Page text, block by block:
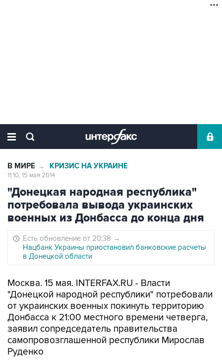
В МИРЕ → КРИЗИС НА УКРАИНЕ
11:10, 15 мая 2014
"Донецкая народная республика"
потребовала вывода украинских
военных из Донбасса до конца дня
Есть обновление от 20:38 →
Нацбанк Украины приостановил банковские расчеты
в Донецкой области
Москва. 15 мая. INTERFAX.RU - Власти
"Донецкой народной республики" потребовали
от украинских военных покинуть территорию
Донбасса к 21:00 местного времени четверга,
заявил сопредседатель правительства
самопровозглашенной республики Мирослав
Руденко